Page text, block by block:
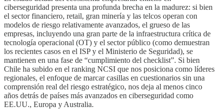
ciberseguridad presenta una profunda brecha en la madurez: si bien
el sector financiero, retail, gran minería y las telcos operan con
modelos de riesgo relativamente avanzados, el grueso de las
empresas, incluyendo una gran parte de la infraestructura crítica de
tecnología operacional (OT) y el sector público (como demuestran
los recientes casos en el ISP y el Ministerio de Seguridad), se
mantienen en una fase de “cumplimiento del checklist”. Si bien
Chile ha subido en el ranking NCSI que nos posiciona como líderes
regionales, el enfoque de marcar casillas en cuestionarios sin una
comprensión real del riesgo estratégico, nos deja al menos cinco
años detrás de países más avanzados en ciberseguridad como
EE.UU., Europa y Australia.